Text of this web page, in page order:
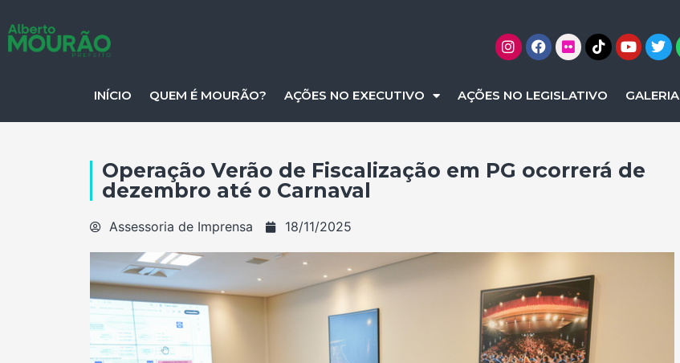
INÍCIO QUEM É MOURÃO? AÇÕES NO EXECUTIVO AÇÕES NO LEGISLATIVO GALERIA
Operação Verão de Fiscalização em PG ocorrerá de
dezembro até o Carnaval
Assessoria de Imprensa 18/11/2025